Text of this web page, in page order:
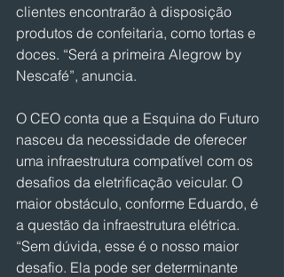
clientes encontrarão à disposição
produtos de confeitaria, como tortas e
doces. “Será a primeira Alegrow by
Nescafé”, anuncia.
O CEO conta que a Esquina do Futuro
nasceu da necessidade de oferecer
uma infraestrutura compatível com os
desafios da eletrificação veicular. O
maior obstáculo, conforme Eduardo, é
a questão da infraestrutura elétrica.
“Sem dúvida, esse é o nosso maior
desafio. Ela pode ser determinante